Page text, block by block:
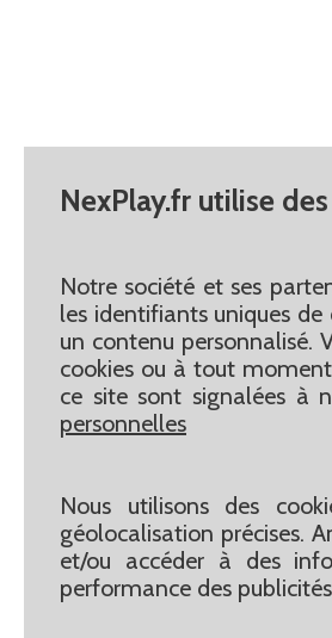
NexPlay.fr utilise
Notre société et ses
les identifiants uniques
un contenu personnalisé.
cookies ou à tout moment
ce site sont signalées à
personnelles
Nous utilisons des
géolocalisation précises.
et/ou accéder à des
performance des